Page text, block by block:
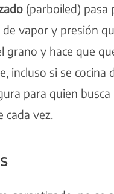
(parboiled) pasa
vapor y presión
grano y hace que
incluso si se cocina
para quien busca
vez.